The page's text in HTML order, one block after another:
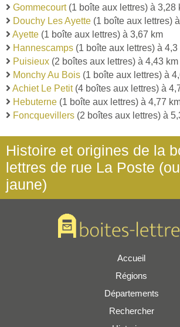
Gommecourt(1 boîte aux lettres) à 3,28
Douchy Les Ayette (1 boîte aux lettres)
Ayette (1 boîte aux lettres) à 3,67 km
Hannescamps (1 boîte aux lettres) à 4,3
Puisieux (2 boîtes aux lettres) à 4,43 km
Monchy Au Bois (1 boîte aux lettres) à
Achiet Le Petit(4 boîtes aux lettres) à
Hebuterne (1 boîte aux lettres) à 4,77
Foncquevillers (2 boîtes aux lettres) à
Histoire et origines de la
lettres de rue La Poste
jaune)
Accueil
Régions
Départements
Rechercher